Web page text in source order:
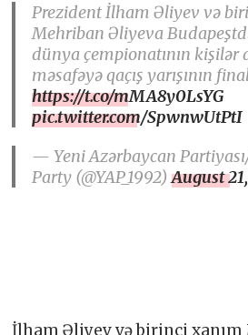
Prezident İlham Əliyev və
Mehriban Əliyeva
dünya çempionatının kişilər
məsafəyə qaçış yarışının
https://t.co/mMA8y0LsYG
pic.twitter.com/SpwnwUtPtI
— Yeni Azərbaycan
Party (@YAP_1992)August
İlham Əliyev və birinci